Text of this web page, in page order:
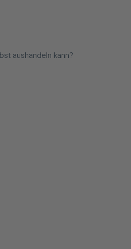
aushandeln kann?